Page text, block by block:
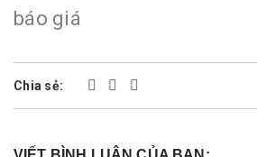
báo giá
Chia sẻ: